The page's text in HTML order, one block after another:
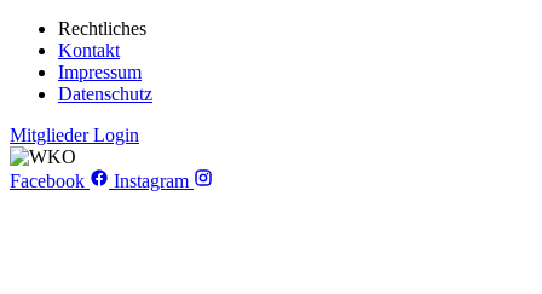
Rechtliches
Kontakt
Impressum
Datenschutz
Mitglieder Login
Facebook Instagram